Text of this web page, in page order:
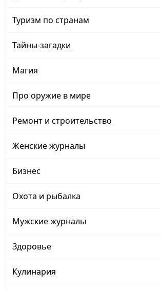
Туризм по странам
Тайны-загадки
Магия
Про оружие в мире
Ремонт и строительство
Женские журналы
Бизнес
Охота и рыбалка
Мужские журналы
Здоровье
Кулинария